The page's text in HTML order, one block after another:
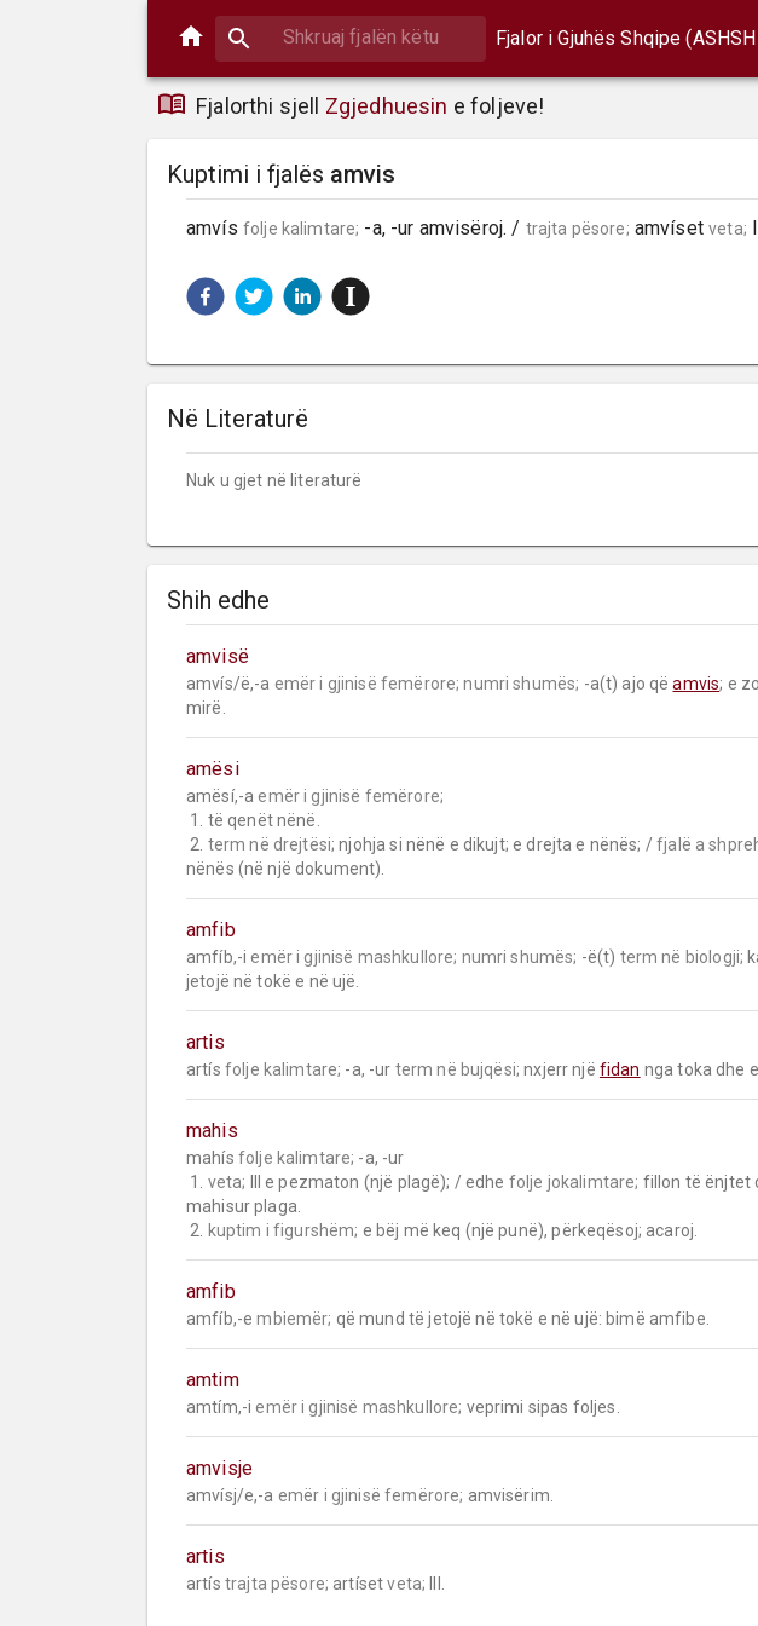
Fjalor i Gjuhës Shqipe
Fjalorthi sjell Zgjedhuesin e foljeve!
Kuptimi i fjalës amvis
amvís folje kalimtare; -a, -ur amvisëroj. / trajta pësore; amvíset veta;
Në Literaturë
Nuk u gjet në literaturë
Shih edhe
amvisë
amvís/ë,-a emër i gjinisë femërore; numri shumës; -a(t) ajo që amvis; e
mirë.
amësi
amësí,-a emër i gjinisë femërore;
2. term në drejtësi; njohja si nënë e dikujt; e drejta e nënës; / fjalë a
nënës (në një dokument).
amfib
amfíb,-i emër i gjinisë mashkullore; numri shumës; -ë(t) term në biologji;
jetojë në tokë e në ujë.
artis
artís folje kalimtare; -a, -ur term në bujqësi; nxjerr një fidan nga toka dhe
mahis
mahís folje kalimtare; -a, -ur
1. veta; III e pezmaton (një plagë); / edhe folje jokalimtare; fillon të ënjtet
mahisur plaga.
2.
kuptim i figurshëm; e bëj më keq (një punë), përkeqësoj; acaroj.
amfib
amfíb,-e mbiemër; që mund të jetojë në tokë e në ujë: bimë amfibe.
amtim
amtím,-i emër i gjinisë mashkullore; veprimi sipas foljes.
amvisje
amvísj/e,-a emër i gjinisë femërore; amvisërim.
artis
artís trajta pësore; artíset veta;